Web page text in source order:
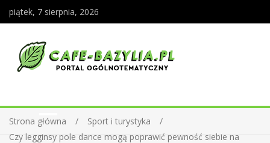
piątek, 7 sierpnia, 2026
Strona główna
Sport i turystyka
Czy legginsy pole dance mogą poprawić pewność siebie na